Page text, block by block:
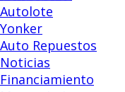
Autolote
Yonker
Auto Repuestos
Noticias
Financiamiento